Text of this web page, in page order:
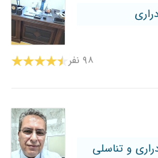
۹۸ نفر
و تناسلی